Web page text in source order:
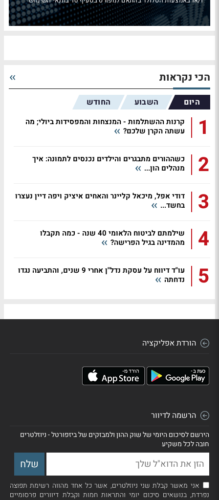
הכי נקראות
היום השבוע החודש
1
קרנות ההשתלמות - המנצחות והמפסידות ביולי; מה
עשתה הקרן שלכם?
2
כשההורים מתבגרים והילדים נכנסים לתמונה: איך
מנהלים הון...
3
דודי אפל, מיכאל קליינר והאחים איציק ויפה דיין נעצרו
בחשד...
4
שילמתם לביטוח הלאומי 40 שנה - כמה תקבלו
מהמדינה בגיל הפרישה?
5
עו"ד דיווח על עסקת נדל"ן אחרי 9 שנים, והתביעה נגדו
נדחתה
הורדת אפליקציה
הרשמה לדיוור
הירשם לסיכום היומי של שוק ההון ולמבזקים של ביזפורטל - ניוזלטרים
חובה לכל משקיע
אני מאשר קבלת שני ניוזלטרים, אשר כל אחד מהווה רשימת תפוצה
נפרדת, בנושאים סיכום יומי והתראות חמות וקבלת דיוורים פרסומיים